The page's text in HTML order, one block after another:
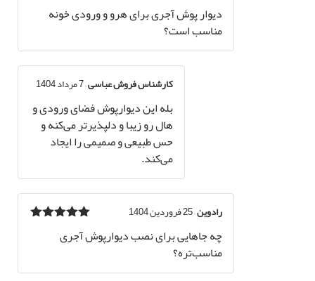
دیوار پوش آجری برای هرو و ورودی خونه
مناسب است؟
کارشناس فروش عباسی–7 مرداد 1404
بله این دیوارپوش فضای ورودی و
هال رو زیبا و دلپذیرتر می‌کنه و
حس طبیعی و صمیمی را ایجاد
می‌کند.
رادوین–25 فروردین 1404
چه جاهایی برای نصب دیوارپوش آجری
مناسب‌تره؟